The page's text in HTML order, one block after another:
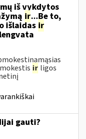
iš vykdytos
ir...Be to,
išlaidas ir
ir ligos
gauti?